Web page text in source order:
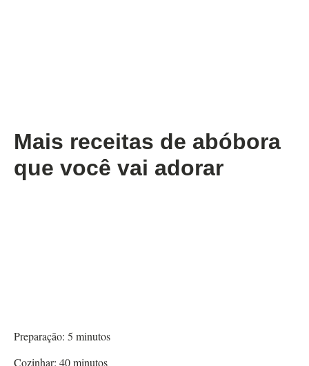
Mais receitas de abóbora
que você vai adorar
Preparação: 5 minutos
Cozinhar: 40minutos